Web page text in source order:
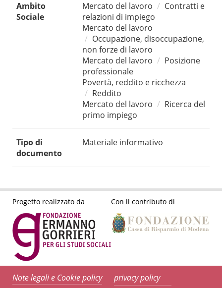
Ambito
Sociale
Mercato del lavoro
Contratti e
relazioni di impiego
Mercato del lavoro
Occupazione, disoccupazione,
non forze di lavoro
Mercato del lavoro
Posizione
professionale
Povertà, reddito e ricchezza
Reddito
Mercato del lavoro
Ricerca del
primo impiego
Tipo di
documento
Materiale informativo
Progetto realizzato da Con il contributo di
Note legali e Cookie policy privacy policy